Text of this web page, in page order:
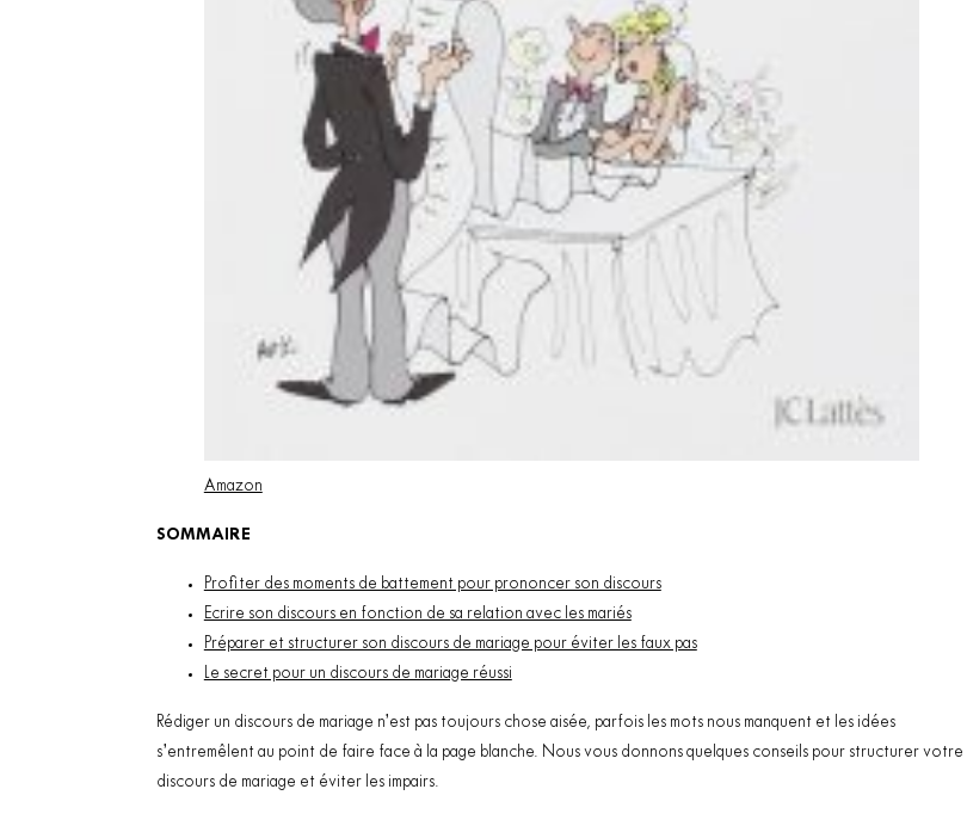
Amazon
SOMMAIRE
Profiter des moments de battement pour prononcer son discours
Ecrire son discours en fonction de sa relation avec les mariés
Préparer et structurer son discours de mariage pour éviter les faux pas
Le secret pour un discours de mariage réussi
Rédiger un discours de mariage n’est pas toujours chose aisée, parfois les mots nous manquent et les idées
s’entremêlent au point de faire face à la page blanche. Nous vous donnons quelques conseils pour structurer votre
discours de mariage et éviter les impairs.